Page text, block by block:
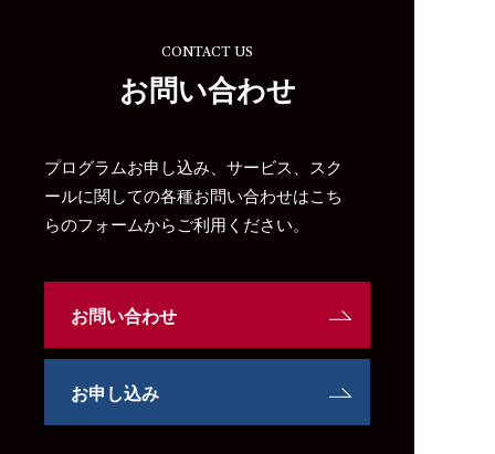
CONTACT US
お問い合わせ
プログラムお申し込み、サービス、スク
ールに関しての各種お問い合わせはこち
らのフォームからご利用ください。
お問い合わせ
お申し込み